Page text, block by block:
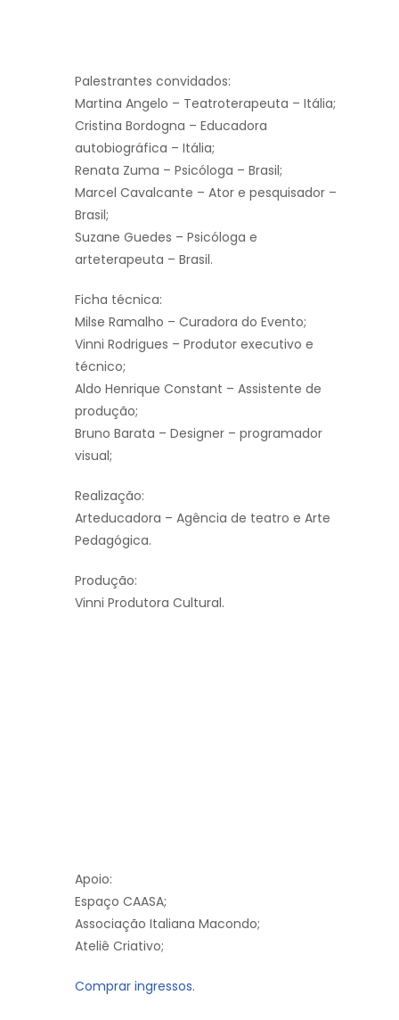
Palestrantes convidados:
Martina Angelo – Teatroterapeuta – Itália;
Cristina Bordogna – Educadora
autobiográfica – Itália;
Renata Zuma – Psicóloga – Brasil;
Marcel Cavalcante – Ator e pesquisador –
Brasil;
Suzane Guedes – Psicóloga e
arteterapeuta – Brasil.
Ficha técnica:
Milse Ramalho – Curadora do Evento;
Vinni Rodrigues – Produtor executivo e
técnico;
Aldo Henrique Constant – Assistente de
produção;
Bruno Barata – Designer – programador
visual;
Realização:
Arteducadora – Agência de teatro e Arte
Pedagógica.
Produção:
Vinni Produtora Cultural.
Apoio:
Espaço CAASA;
Associação Italiana Macondo;
Ateliê Criativo;
Comprar ingressos.